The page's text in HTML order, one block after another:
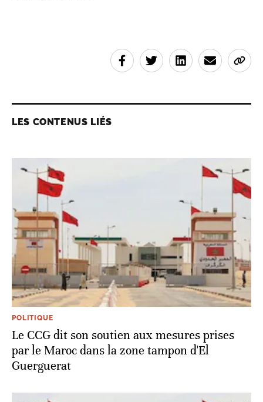
LES CONTENUS LIÉS
POLITIQUE
Le CCG dit son soutien aux mesures prises
par le Maroc dans la zone tampon d'El
Guerguerat